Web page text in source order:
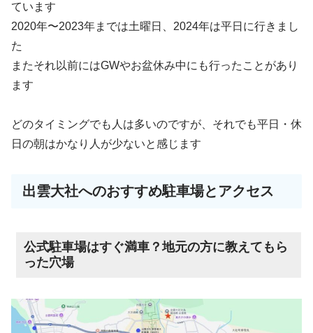
ています
2020年〜2023年までは土曜日、2024年は平日に行きまし
た
またそれ以前にはGWやお盆休み中にも行ったことがあり
ます
どのタイミングでも人は多いのですが、それでも平日・休
日の朝はかなり人が少ないと感じます
出雲大社へのおすすめ駐車場とアクセス
公式駐車場はすぐ満車？地元の方に教えてもら
った穴場